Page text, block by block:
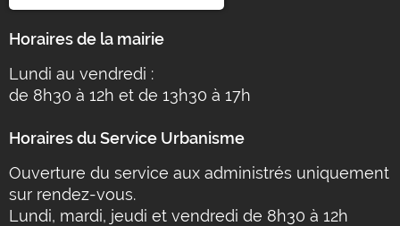
Horaires de la mairie
Lundi au vendredi :
de 8h30 à 12h et de 13h30 à 17h
Horaires du Service Urbanisme
Ouverture du service aux administrés uniquement
sur rendez-vous.
Lundi, mardi, jeudi et vendredi de 8h30 à 12h